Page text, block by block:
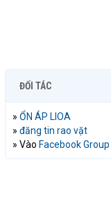
ĐỐI TÁC
» ỔN ÁP LIOA
» đăng tin rao vặt
» Vào Facebook Group